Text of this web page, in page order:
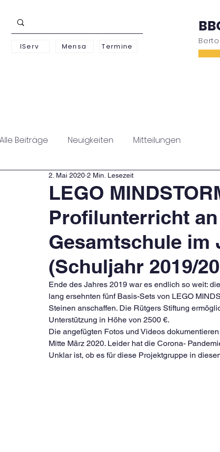
IServ Mensa Termine
Alle Beiträge Neuigkeiten Mitteilungen
LEGO
Profilunterricht
Gesamtschule im
(Schuljahr 2019/
2. Mai 2020 2 Min. Lesezeit
Ende des Jahres 2019 war es endlich so weit:
lang ersehnten fünf Basis-Sets von LEGO
Steinen anschaffen. Die Rütgers Stiftung
Unterstützung in Höhe von 2500 €.
Die angefügten Fotos und Videos
Mitte März 2020. Leider hat die Corona-
Unklar ist, ob es für diese Projektgruppe in